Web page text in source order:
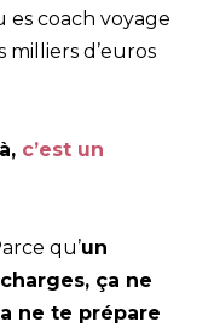
es coach voyage
d’euros
c’est un
qu’un
ça ne
ne te prépare